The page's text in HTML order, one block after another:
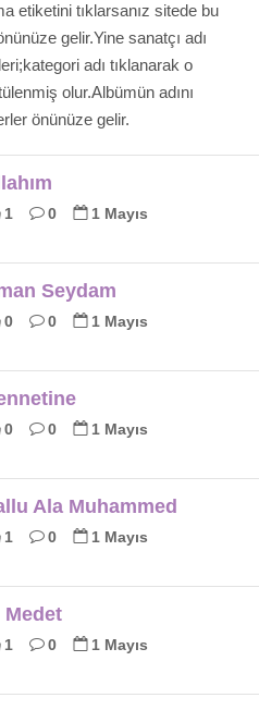
etiketini tıklarsanız sitede bu
gelir.Yine sanatçı adı
adı tıklanarak o
olur.Albümün adını
önünüze gelir.
1 0
1 Mayıs
Seydam
0 0
1 Mayıs
0 0
1 Mayıs
Ala Muhammed
1 0
1 Mayıs
Medet
1 0
1 Mayıs